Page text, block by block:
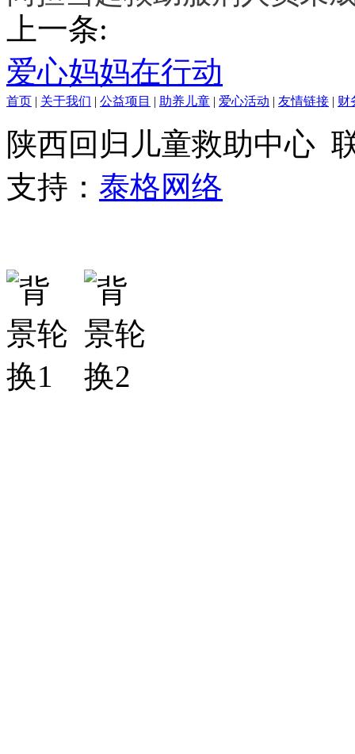
上一条:
爱心妈妈在行动
首页 | 关于我们 | 公益项目 | 助养儿童 | 爱心活动 | 友情链接 | 财
陕西回归儿童救助中心
支持： 泰格网络